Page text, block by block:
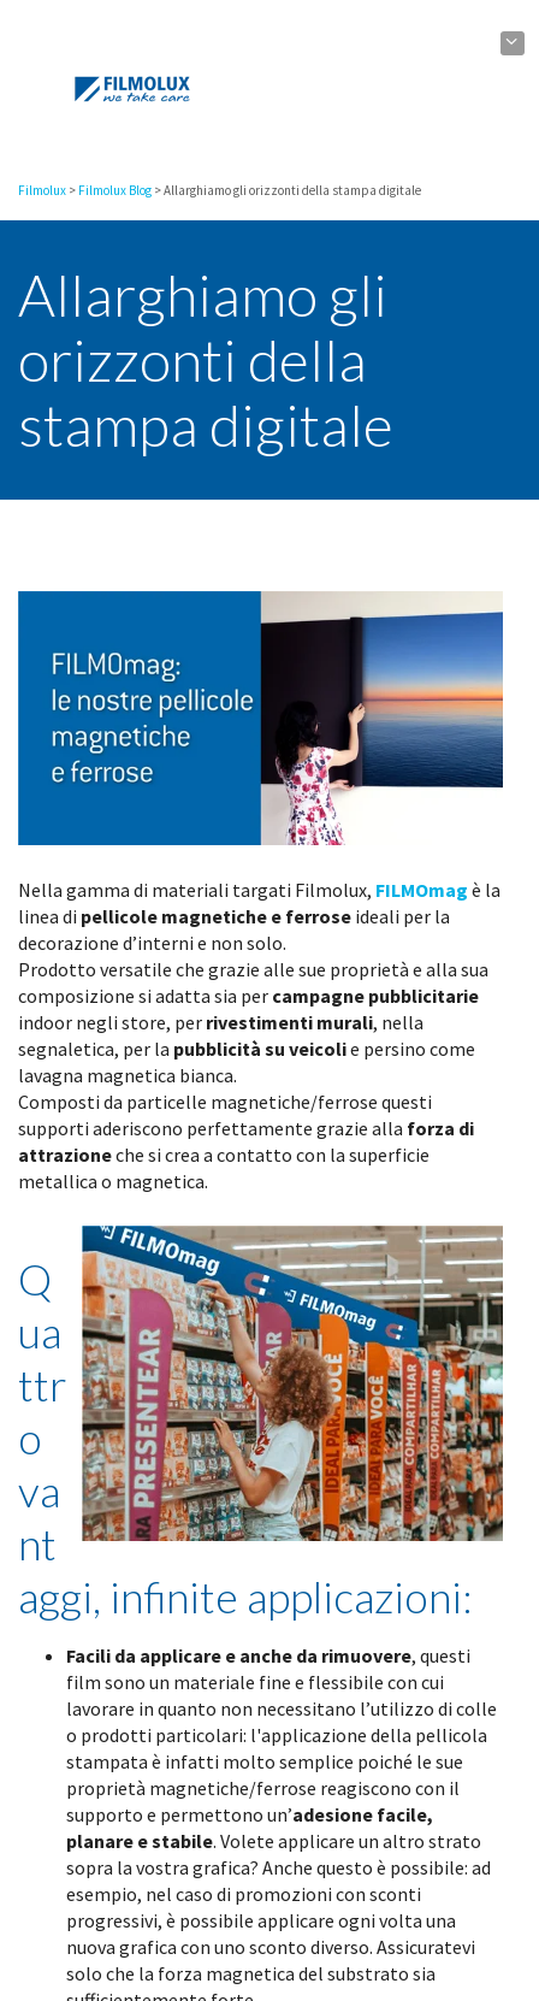
Filmolux > Filmolux Blog >Allarghiamo gli orizzonti della stampa digitale
Allarghiamo gli
orizzonti della
stampa digitale
Nella gamma di materiali targati Filmolux, FILMOmag è la
linea di pellicole magnetiche e ferrose ideali per la
decorazione d’interni e non solo.
Prodotto versatile che grazie alle sue proprietà e alla sua
composizione si adatta sia per campagne pubblicitarie
indoor negli store, per rivestimenti murali, nella
segnaletica, per la pubblicità su veicolie persino come
lavagna magnetica bianca.
Composti da particelle magnetiche/ferrose questi
supporti aderiscono perfettamente grazie alla forza di
attrazioneche si crea a contatto con la superficie
metallica o magnetica.
Q
ua
ttr
o
va
nt
aggi, infinite applicazioni:
Facili da applicare e anche da rimuovere, questi
film sono un materiale fine e flessibile con cui
lavorare in quanto non necessitano l’utilizzo di colle
o prodotti particolari: l'applicazione della pellicola
stampata è infatti molto semplice poiché le sue
proprietà magnetiche/ferrose reagiscono con il
supporto e permettono un’adesione facile,
planare e stabile. Volete applicare un altro strato
sopra la vostra grafica? Anche questo è possibile: ad
esempio, nel caso di promozioni con sconti
progressivi, è possibile applicare ogni volta una
nuova grafica con uno sconto diverso. Assicuratevi
solo che la forza magnetica del substrato sia